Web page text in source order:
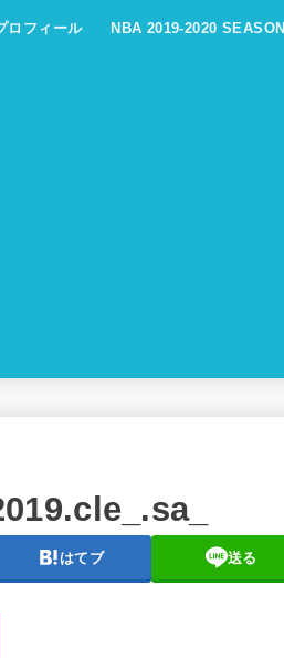
ロフィール NBA 2019-2020 SEASON
はてブ 送る